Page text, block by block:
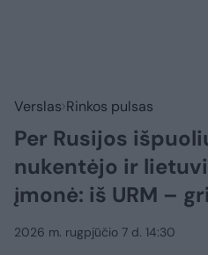
Verslas Rinkos pulsas
Per Rusijos
nukentėjo ir
įmonė: iš URM –
2026 m. rugpjūčio 7 d. 14:30